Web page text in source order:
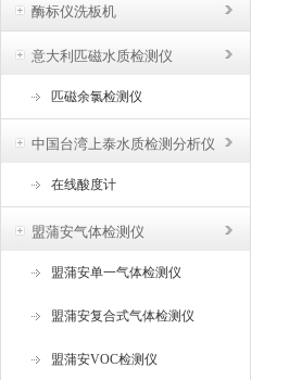
酶标仪洗板机
意大利匹磁水质检测仪
匹磁余氯检测仪
中国台湾上泰水质检测分析仪
在线酸度计
盟蒲安气体检测仪
盟蒲安单一气体检测仪
盟蒲安复合式气体检测仪
盟蒲安VOC检测仪